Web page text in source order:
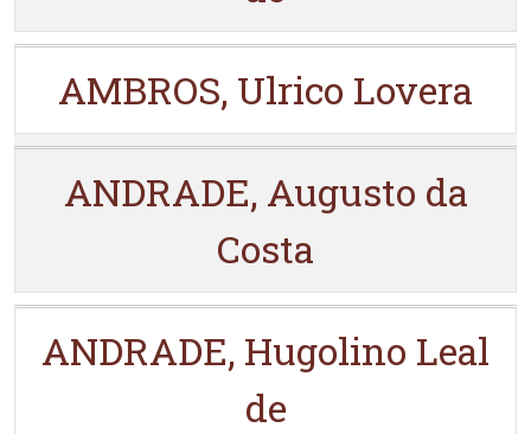
AMBROS, Ulrico Lovera
ANDRADE, Augusto da
Costa
ANDRADE, Hugolino Leal
de